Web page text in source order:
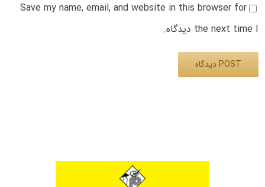
Save my name, email, and website in this browser for
the next time I دیدگاه.